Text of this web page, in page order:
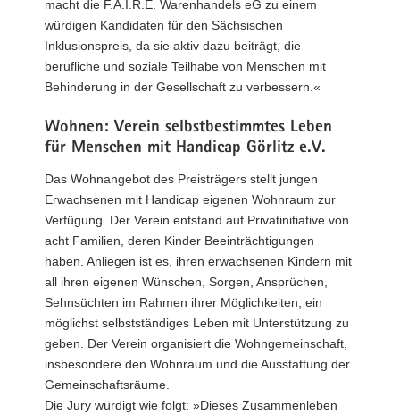
macht die F.A.I.R.E. Warenhandels eG zu einem
würdigen Kandidaten für den Sächsischen
Inklusionspreis, da sie aktiv dazu beiträgt, die
berufliche und soziale Teilhabe von Menschen mit
Behinderung in der Gesellschaft zu verbessern.«
Wohnen: Verein selbstbestimmtes Leben
für Menschen mit Handicap Görlitz e.V.
Das Wohnangebot des Preisträgers stellt jungen
Erwachsenen mit Handicap eigenen Wohnraum zur
Verfügung. Der Verein entstand auf Privatinitiative von
acht Familien, deren Kinder Beeinträchtigungen
haben. Anliegen ist es, ihren erwachsenen Kindern mit
all ihren eigenen Wünschen, Sorgen, Ansprüchen,
Sehnsüchten im Rahmen ihrer Möglichkeiten, ein
möglichst selbstständiges Leben mit Unterstützung zu
geben. Der Verein organisiert die Wohngemeinschaft,
insbesondere den Wohnraum und die Ausstattung der
Gemeinschaftsräume.
Die Jury würdigt wie folgt: »Dieses Zusammenleben